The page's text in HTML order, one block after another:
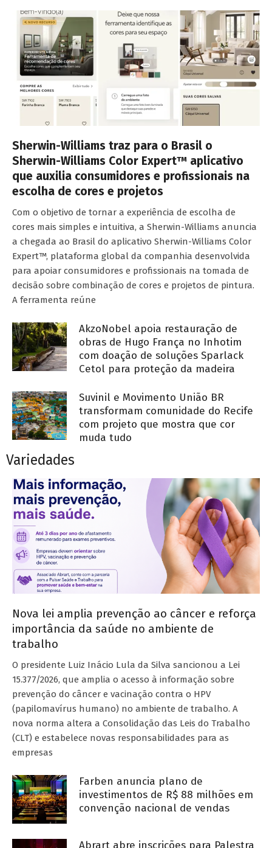
Sherwin-Williams traz para o Brasil o
Sherwin-Williams Color Expert™ aplicativo
que auxilia consumidores e profissionais na
escolha de cores e projetos
Com o objetivo de tornar a experiência de escolha de
cores mais simples e intuitiva, a Sherwin-Williams anuncia
a chegada ao Brasil do aplicativo Sherwin-Williams Color
Expert™, plataforma global da companhia desenvolvida
para apoiar consumidores e profissionais na tomada de
decisão sobre combinação de cores e projetos de pintura.
A ferramenta reúne
AkzoNobel apoia restauração de
obras de Hugo França no Inhotim
com doação de soluções Sparlack
Cetol para proteção da madeira
Suvinil e Movimento União BR
transformam comunidade do Recife
com projeto que mostra que cor
muda tudo
Variedades
Nova lei amplia prevenção ao câncer e reforça
importância da saúde no ambiente de
trabalho
O presidente Luiz Inácio Lula da Silva sancionou a Lei
15.377/2026, que amplia o acesso à informação sobre
prevenção do câncer e vacinação contra o HPV
(papilomavírus humano) no ambiente de trabalho. A
nova norma altera a Consolidação das Leis do Trabalho
(CLT) e estabelece novas responsabilidades para as
empresas
Farben anuncia plano de
investimentos de R$ 88 milhões em
convenção nacional de vendas